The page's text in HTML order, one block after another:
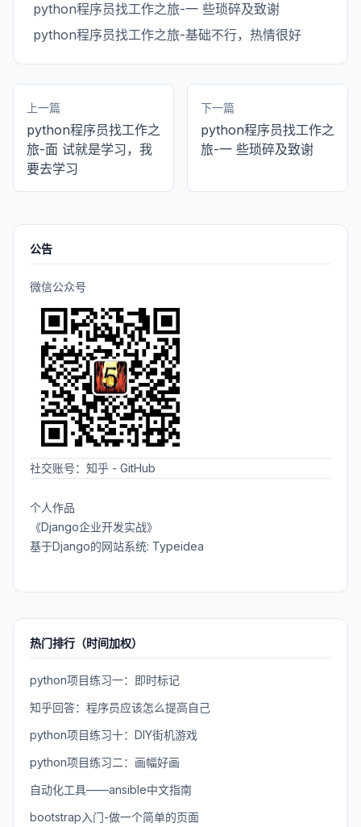
python程序员找工作之旅-一 些琐碎及致谢
python程序员找工作之旅-基础不行，热情很好
上一篇
python程序员找工作之
旅-面 试就是学习，我
要去学习
下一篇
python程序员找工作之
旅-一 些琐碎及致谢
公告
微信公众号
社交账号： 知乎 - GitHub
个人作品
《Django企业开发实战》
基于Django的网站系统: Typeidea
热门排行（时间加权）
python项目练习一：即时标记
知乎回答：程序员应该怎么提高自己
python项目练习十：DIY街机游戏
python项目练习二：画幅好画
自动化工具——ansible中文指南
bootstrap入门-做一个简单的页面